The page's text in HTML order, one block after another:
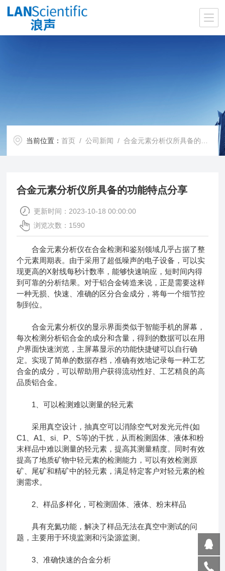
当前位置：首页 /公司新闻 / 合金元素分析仪所具备的功能特点分享
合金元素分析仪所具备的功能特点分享
更新时间：2023-10-18 00:00:00
浏览次数：1590
合金元素分析仪在合金检测和鉴别领域几乎占据了整
个元素周期表。由于采用了超低噪声的电子设备，可以实
现更高的X射线每秒计数率，能够快速响应，短时间内得
到可靠的分析结果。对于铝合金铸造来说，正是需要这样
一种无损、快速、准确的区分合金成分，将每一个细节控
制到位。
合金元素分析仪的显示界面类似于智能手机的屏幕，
每次检测分析铝合金的成分和含量，得到的数据可以在用
户界面快速浏览，主屏幕显示的功能快捷键可以自行确
定。实现了简单的数据存档，准确有效地记录每一种工艺
合金的成分，可以帮助用户获得流动性好、工艺精良的高
品质铝合金。
1、可以检测难以测量的轻元素
采用真空设计，抽真空可以消除空气对发光元件(如
C1、A1、si、P、S等)的干扰，从而检测固体、液体和粉
末样品中难以测量的轻元素，提高其测量精度。同时有效
提高了地质矿物中轻元素的检测能力，可以有效检测原
矿、尾矿和精矿中的轻元素，满足特定客户对轻元素的检
测需求。
2、样品多样化，可检测固体、液体、粉末样品
具有充氦功能，解决了样品无法在真空中测试的问
题，主要用于环境监测和污染源监测。
3、准确快速的合金分析